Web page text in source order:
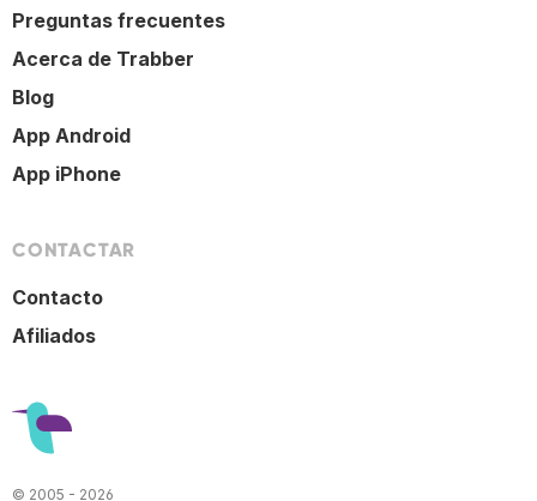
Preguntas frecuentes
Acerca de Trabber
Blog
App Android
App iPhone
CONTACTAR
Contacto
Afiliados
© 2005 - 2026